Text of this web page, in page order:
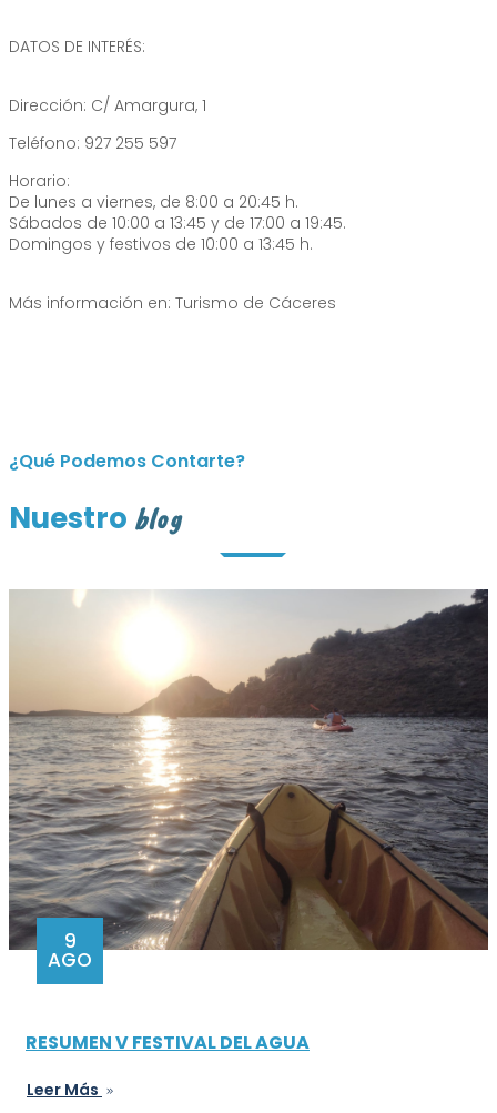
DATOS DE INTERÉS:
Dirección: C/ Amargura, 1
Teléfono: 927 255 597
Horario:
De lunes a viernes, de 8:00 a 20:45 h.
Sábados de 10:00 a 13:45 y de 17:00 a 19:45.
Domingos y festivos de 10:00 a 13:45 h.
Más información en: Turismo de Cáceres
¿Qué Podemos Contarte?
Nuestro blog
9
AGO
RESUMEN V FESTIVAL DEL AGUA
Leer Más